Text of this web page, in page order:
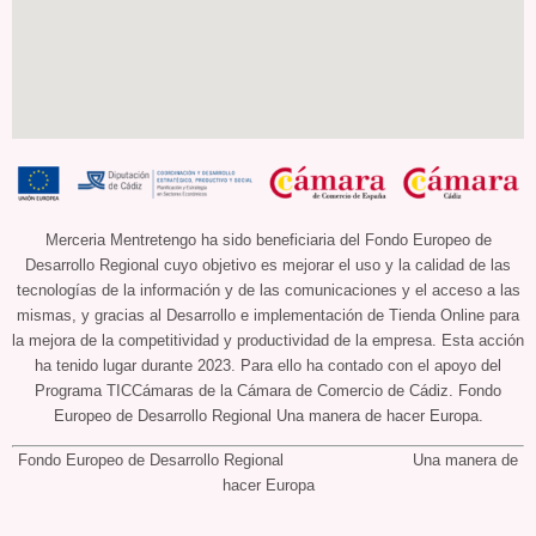
Merceria Mentretengo ha sido beneficiaria del Fondo Europeo de
Desarrollo Regional cuyo objetivo es mejorar el uso y la calidad de las
tecnologías de la información y de las comunicaciones y el acceso a las
mismas, y gracias al Desarrollo e implementación de Tienda Online para
la mejora de la competitividad y productividad de la empresa. Esta acción
ha tenido lugar durante 2023. Para ello ha contado con el apoyo del
Programa TICCámaras de la Cámara de Comercio de Cádiz. Fondo
Europeo de Desarrollo Regional Una manera de hacer Europa.
Fondo Europeo de Desarrollo Regional Una manera de
hacer Europa